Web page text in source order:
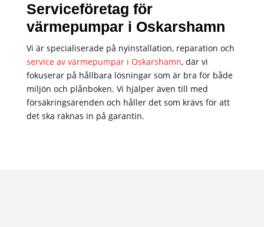
Serviceföretag för
värmepumpar i Oskarshamn
Vi är specialiserade på nyinstallation, reparation och
service av värmepumpar i Oskarshamn, där vi
fokuserar på hållbara lösningar som är bra för både
miljön och plånboken. Vi hjälper även till med
försäkringsärenden och håller det som krävs för att
det ska räknas in på garantin.